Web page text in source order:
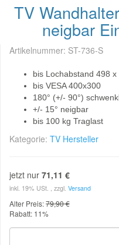
TV
neigbar
Artikelnummer: ST-736-S
bis Lochabstand 498 x
bis VESA 400x300
180° (+/- 90°)
+/- 15° neigbar
bis 100 kg Traglast
Kategorie: TV Hersteller
jetzt nur 71,11 €
inkl. 19% USt. , zzgl. Versand
Alter Preis:79,90 €
Rabatt: 11%